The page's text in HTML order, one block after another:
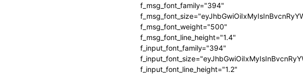
f_msg_font_family="394"
f_msg_font_weight="500"
f_msg_font_line_height="1.4"
f_input_font_family="394"
f_input_font_line_height="1.2"